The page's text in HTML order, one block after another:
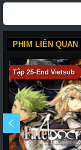
PHIM LIÊN QUAN
Tập 25-End Vietsub